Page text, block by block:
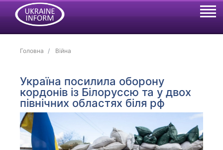
Головна Війна
Україна посилила оборону
кордонів із Білоруссю та у двох
північних областях біля рф